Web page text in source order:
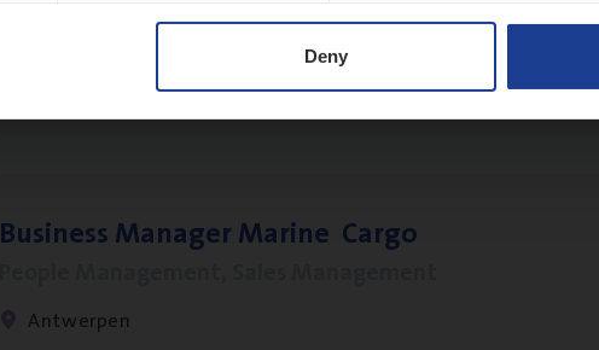
Deny
Claims Management
Busi­ness Mana­ger Mari­ne Cargo
Antwerpen